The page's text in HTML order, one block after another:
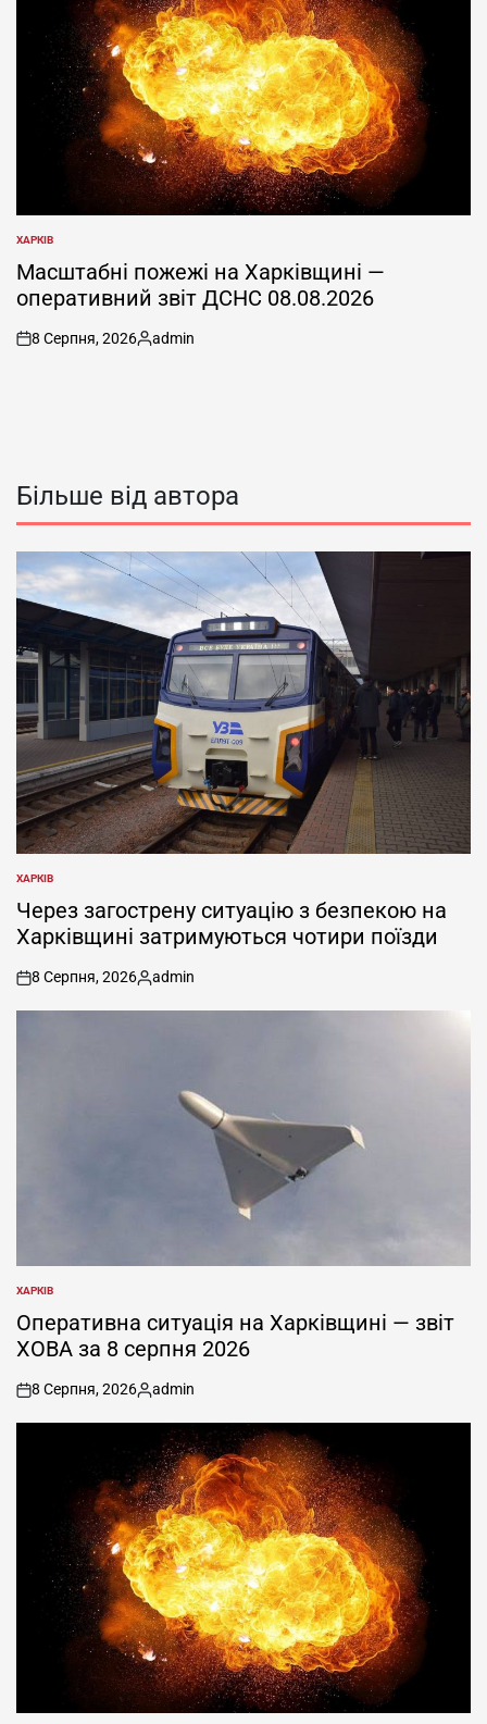
ОПУБЛІКУВАТИ
У
ХАРКІВ
Масштабні пожежі на Харківщині —
оперативний звіт ДСНС 08.08.2026
on
8 Серпня, 2026
Опубліковано
admin
Більше від автора
ОПУБЛІКУВАТИ
У
ХАРКІВ
Через загострену ситуацію з безпекою на
Харківщині затримуються чотири поїзди
on
8 Серпня, 2026
Опубліковано
admin
ОПУБЛІКУВАТИ
У
ХАРКІВ
Оперативна ситуація на Харківщині — звіт
ХОВА за 8 серпня 2026
on
8 Серпня, 2026
Опубліковано
admin